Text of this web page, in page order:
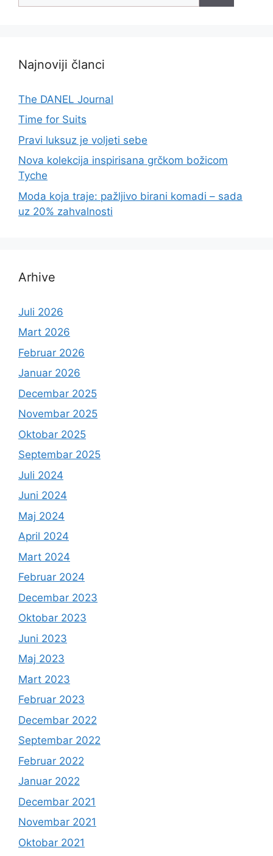
Najnoviji članci
The DANEL Journal
Time for Suits
Pravi luksuz je voljeti sebe
Nova kolekcija inspirisana grčkom božicom
Tyche
Moda koja traje: pažljivo birani komadi – sada
uz 20% zahvalnosti
Arhive
Juli 2026
Mart 2026
Februar 2026
Januar 2026
Decembar 2025
Novembar 2025
Oktobar 2025
Septembar 2025
Juli 2024
Juni 2024
Maj 2024
April 2024
Mart 2024
Februar 2024
Decembar 2023
Oktobar 2023
Juni 2023
Maj 2023
Mart 2023
Februar 2023
Decembar 2022
Septembar 2022
Februar 2022
Januar 2022
Decembar 2021
Novembar 2021
Oktobar 2021